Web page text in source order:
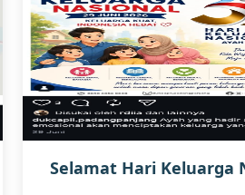
Selamat Hari Keluarga